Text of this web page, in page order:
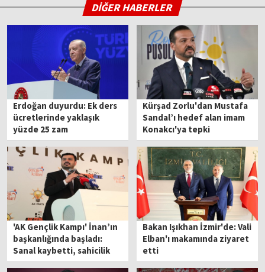
DİĞER HABERLER
Erdoğan duyurdu: Ek ders
ücretlerinde yaklaşık
yüzde 25 zam
Kürşad Zorlu'dan Mustafa
Sandal’ı hedef alan imam
Konakcı'ya tepki
'AK Gençlik Kampı' İnan’ın
başkanlığında başladı:
Sanal kaybetti, sahicilik
kazandı
Bakan Işıkhan İzmir'de: Vali
Elban'ı makamında ziyaret
etti